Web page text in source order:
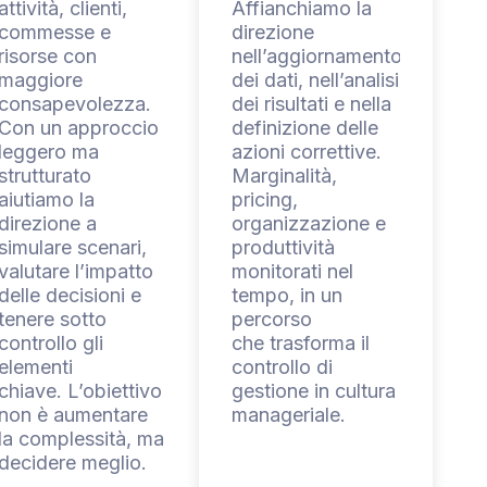
attività, clienti,
commesse e
risorse con
maggiore
consapevolezza.
Con un approccio
leggero ma
strutturato
aiutiamo la
direzione a
simulare scenari,
l’impatto
delle decisioni e
sotto
controllo gli
elementi
chiave. L’obiettivo
non è aumentare
la complessità, ma
decidere meglio.
Affianchiamo la
direzione
nell’aggiornamento
dei dati, nell’analisi
dei risultati e nella
definizione delle
azioni correttive.
Marginalità,
pricing,
organizzazione e
produttività
monitorati nel
tempo, in un
percorso
che trasforma il
controllo di
gestione in cultura
manageriale.